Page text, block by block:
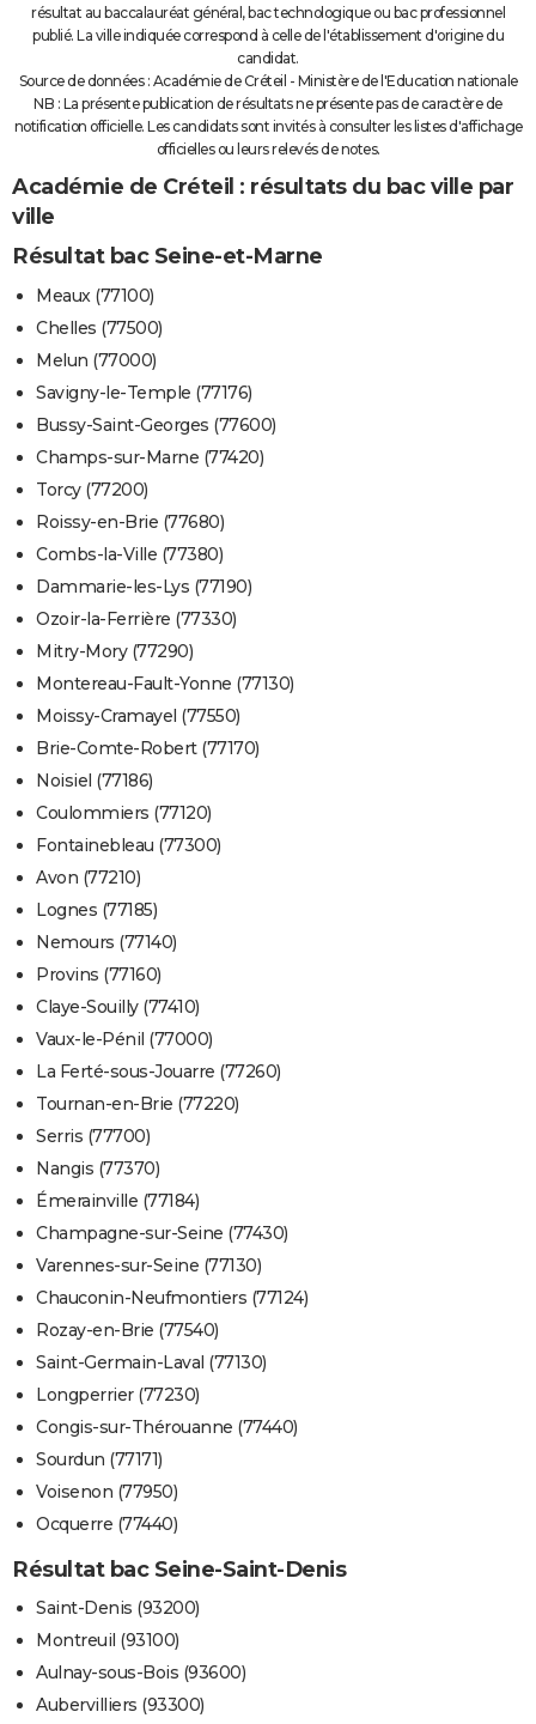
résultat au baccalauréat général, bac technologique ou bac professionnel
publié. La ville indiquée correspond à celle de l'établissement d'origine du
candidat.
Source de données : Académie de Créteil - Ministère de l'Education nationale
NB : La présente publication de résultats ne présente pas de caractère de
notification officielle. Les candidats sont invités à consulter les listes d'affichage
officielles ou leurs relevés de notes.
Académie de Créteil : résultats du bac ville par
ville
Résultat bac Seine-et-Marne
Meaux (77100)
Chelles (77500)
Melun (77000)
Savigny-le-Temple (77176)
Bussy-Saint-Georges (77600)
Champs-sur-Marne (77420)
Torcy (77200)
Roissy-en-Brie (77680)
Combs-la-Ville (77380)
Dammarie-les-Lys (77190)
Ozoir-la-Ferrière (77330)
Mitry-Mory (77290)
Montereau-Fault-Yonne (77130)
Moissy-Cramayel (77550)
Brie-Comte-Robert (77170)
Noisiel (77186)
Coulommiers (77120)
Fontainebleau (77300)
Avon (77210)
Lognes (77185)
Nemours (77140)
Provins (77160)
Claye-Souilly (77410)
Vaux-le-Pénil (77000)
La Ferté-sous-Jouarre (77260)
Tournan-en-Brie (77220)
Serris (77700)
Nangis (77370)
Émerainville (77184)
Champagne-sur-Seine (77430)
Varennes-sur-Seine (77130)
Chauconin-Neufmontiers (77124)
Rozay-en-Brie (77540)
Saint-Germain-Laval (77130)
Longperrier (77230)
Congis-sur-Thérouanne (77440)
Sourdun (77171)
Voisenon (77950)
Ocquerre (77440)
Résultat bac Seine-Saint-Denis
Saint-Denis (93200)
Montreuil (93100)
Aulnay-sous-Bois (93600)
Aubervilliers (93300)